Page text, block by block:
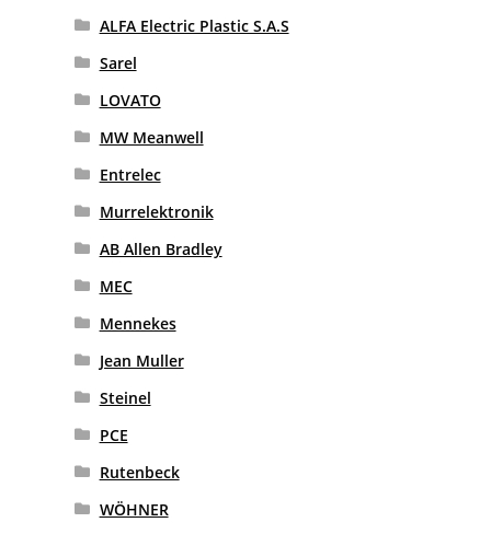
ALFA Electric Plastic S.A.S
Sarel
LOVATO
MW Meanwell
Entrelec
Murrelektronik
AB Allen Bradley
MEC
Mennekes
Jean Muller
Steinel
PCE
Rutenbeck
WÖHNER